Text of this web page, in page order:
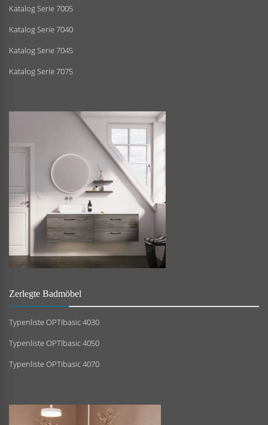
Katalog Serie 7005
Katalog Serie 7040
Katalog Serie 7045
Katalog Serie 7075
Zerlegte Badmöbel
Typenliste OPTIbasic 4030
Typenliste OPTIbasic 4050
Typenliste OPTIbasic 4070